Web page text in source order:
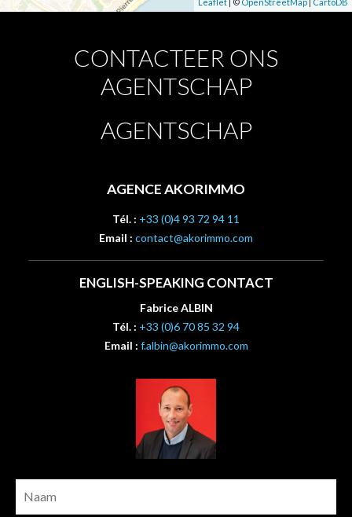
CONTACTEER ONS
AGENTSCHAP
AGENTSCHAP
AGENCE AKORIMMO
Tél. : +33 (0)4 93 72 94 11
Email : contact@akorimmo.com
ENGLISH-SPEAKING CONTACT
Fabrice ALBIN
Tél. : +33 (0)6 70 85 32 94
Email : f.albin@akorimmo.com